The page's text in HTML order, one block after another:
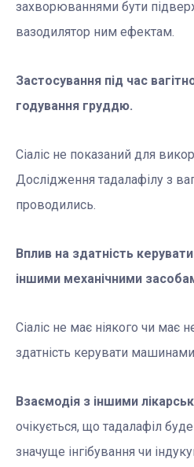
захворюваннями бути
вазодилятор ним ефектам.
Застосування під час
годування груддю.
Сіаліс не показаний для
Дослідження тадалафілу з
проводились.
Вплив на здатність
іншими механічними
Сіаліс не має ніякого чи має
здатність керувати
Взаємодія з іншими
очікується, що тадалафіл
значуще інгібування чи